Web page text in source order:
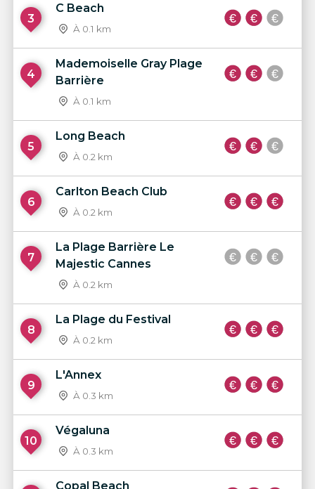
3
C Beach
À 0.1 km
4
Mademoiselle Gray Plage
Barrière
À 0.1 km
5
Long Beach
À 0.2 km
6
Carlton Beach Club
À 0.2 km
7
La Plage Barrière Le
Majestic Cannes
À 0.2 km
8
La Plage du Festival
À 0.2 km
9
L'Annex
À 0.3 km
10
Végaluna
À 0.3 km
Copal Beach